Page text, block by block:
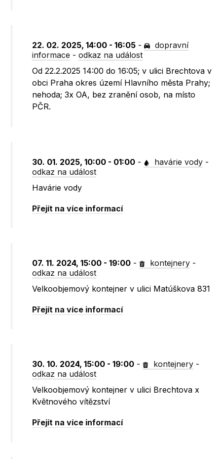
22. 02. 2025, 14:00 - 16:05 -
dopravní
informace -odkaz na událost
Od 22.2.2025 14:00 do 16:05; v ulici Brechtova v
obci Praha okres území Hlavního města Prahy;
nehoda; 3x OA, bez zranění osob, na místo
PČR.
30. 01. 2025, 10:00 - 01:00 - havárie vody -
odkaz na událost
Havárie vody
Přejít na více informací
07. 11. 2024, 15:00 - 19:00 - kontejnery -
odkaz na událost
Velkoobjemový kontejner v ulici Matúškova 831
Přejít na více informací
30. 10. 2024, 15:00 - 19:00 - kontejnery -
odkaz na událost
Velkoobjemový kontejner v ulici Brechtova x
Květnového vítězství
Přejít na více informací